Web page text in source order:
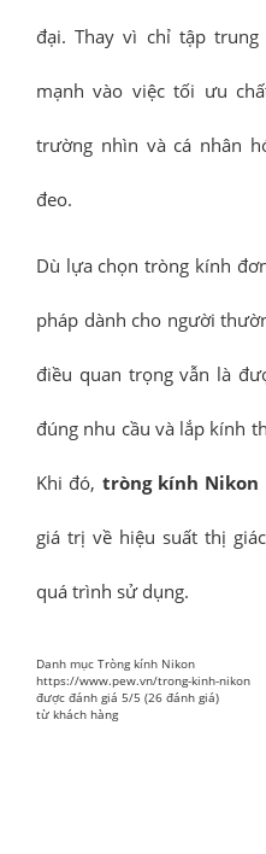
đại. Thay vì chỉ tập
mạnh vào việc tối ưu
trường nhìn và cá nhân
đeo.
Dù lựa chọn tròng kính
pháp dành cho người
điều quan trọng vẫn là
đúng nhu cầu và lắp kính
Khi đó, tròng kính Nikon
giá trị về hiệu suất thị
quá trình sử dụng.
Danh mục Tròng kính Nikon
https://www.pew.vn/trong-kinh-nikon
được đánh giá 5/5 (26 đánh giá)
từ khách hàng